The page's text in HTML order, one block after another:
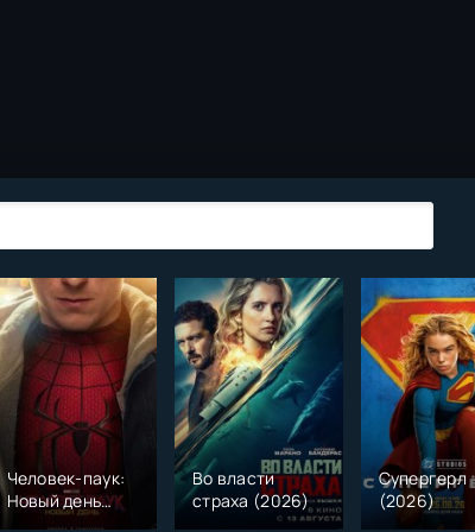
Человек-паук:
Новый день
(2026)
Во власти
страха (2026)
Супергерл
(2026)